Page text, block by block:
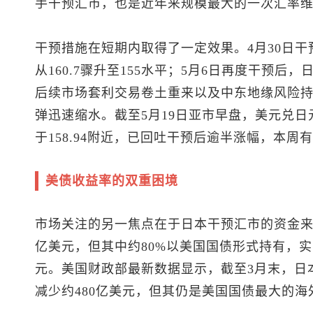
手干预汇市，也是近年来规模最大的一次汇率
干预措施在短期内取得了一定效果。4月30日
从160.7骤升至155水平；5月6日再度干预后，
后续市场套利交易卷土重来以及中东地缘风险
弹迅速缩水。截至5月19日亚市早盘， 美元兑日
于158.94附近，已回吐干预后逾半涨幅，本周
美债收益率的双重困境
市场关注的另一焦点在于日本干预汇市的资金
亿美元，但其中约80%以美国国债形式持有，
元。美国财政部最新数据显示，截至3月末，
减少约480亿美元，但其仍是美国国债最大的海